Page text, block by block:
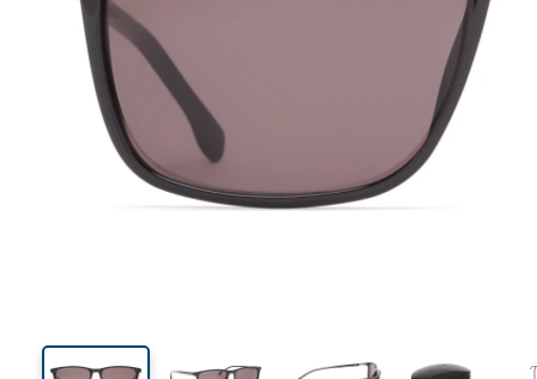
46 mm
Высота линзы Ширина линзы
Ширина